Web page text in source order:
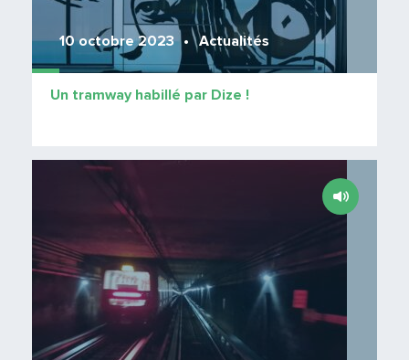
10 octobre 2023 Actualités
Un tramway habillé par Dize !